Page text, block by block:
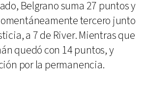
Belgrano suma 27 puntos y
tercero junto
a 7 de River. Mientras que
quedó con 14 puntos, y
por la permanencia.